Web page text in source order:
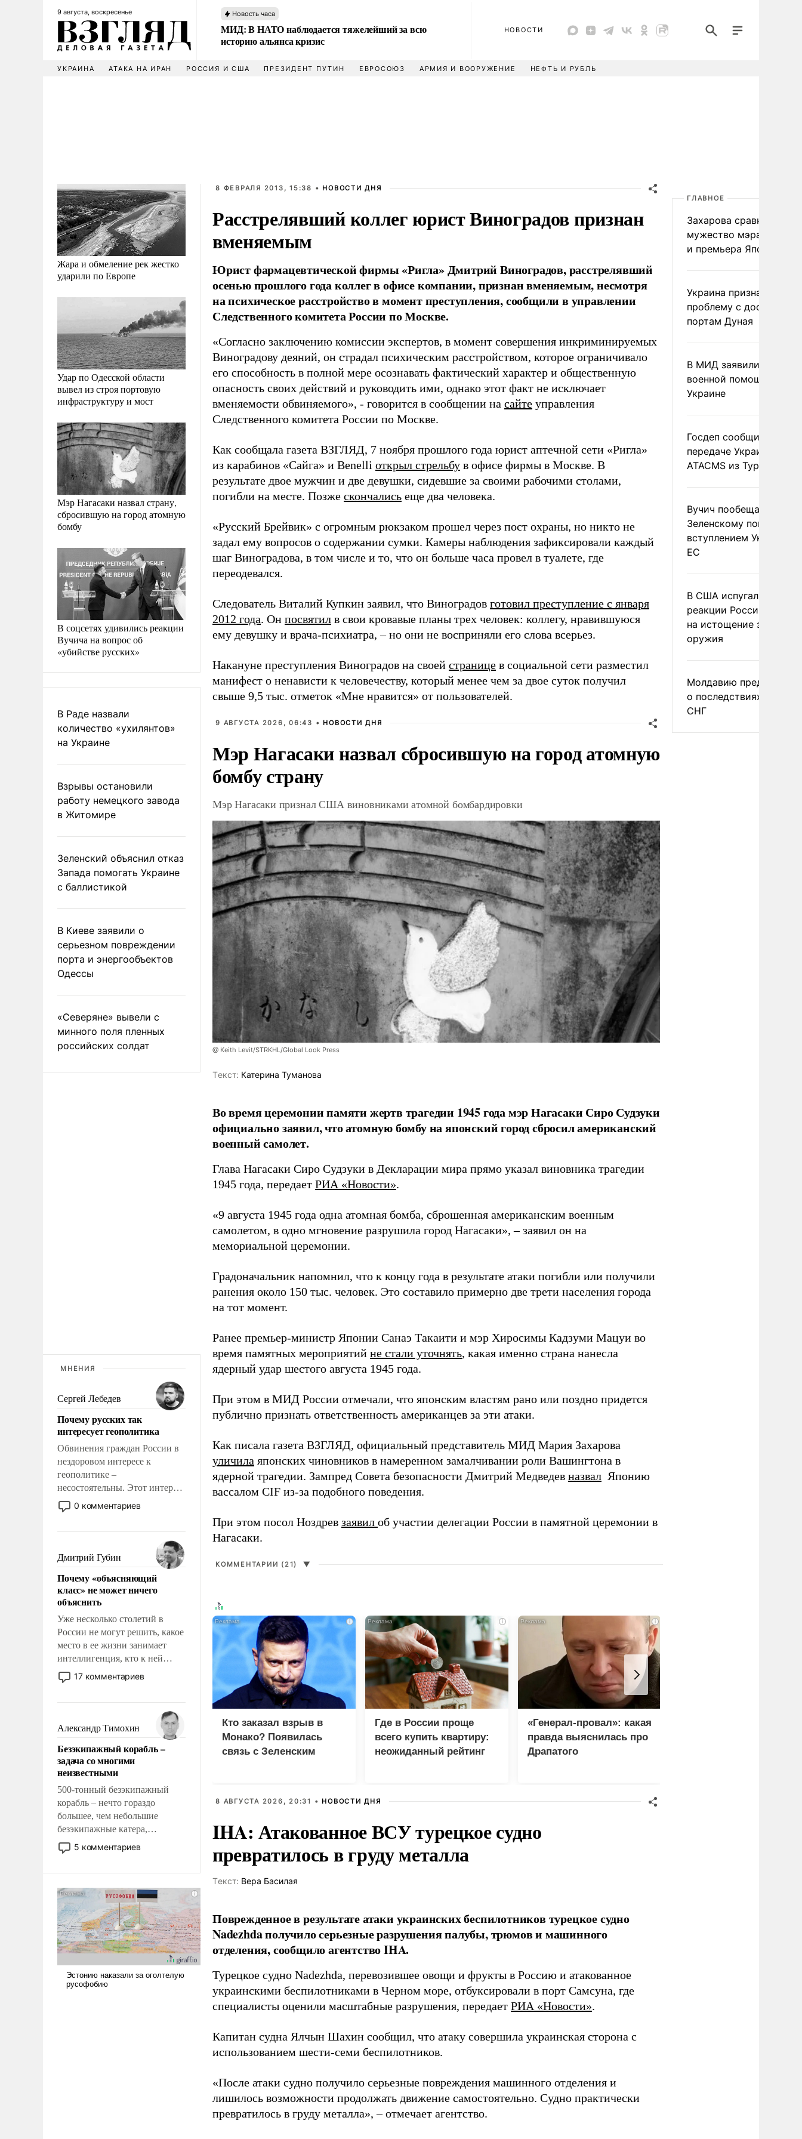
9 августа, воскресенье Новость часа
МИД: В НАТО наблюдается тяжелейший за всю
историю альянса кризис
НОВОСТИ
УКРАИНА АТАКА НА ИРАН РОССИЯ И США ПРЕЗИДЕНТ ПУТИН ЕВРОСОЮЗ АРМИЯ И ВООРУЖЕНИЕ НЕФТЬ И РУБЛЬ
Жара и обмеление рек жестко
ударили по Европе
Удар по Одесской области
вывел из строя портовую
инфраструктуру и мост
Мэр Нагасаки назвал страну,
сбросившую на город атомную
бомбу
В соцсетях удивились реакции
Вучича на вопрос об
«убийстве русских»
В Раде назвали
количество «ухилянтов»
на Украине
Взрывы остановили
работу немецкого завода
в Житомире
Зеленский объяснил отказ
Запада помогать Украине
с баллистикой
В Киеве заявили о
серьезном повреждении
порта и энергообъектов
Одессы
«Северяне» вывели с
минного поля пленных
российских солдат
МНЕНИЯ
Сергей Лебедев
Почему русских так
интересует геополитика
Обвинения граждан России в
нездоровом интересе к
геополитике –
несостоятельны. Этот интерес
рационален и прагматичен. Он
обусловлен тысячелетним
фундаментальным знанием,
что мировая политика имеет
свойство заявляться на порог
нашего дома.
0 комментариев
Дмитрий Губин
Почему «объясняющий
класс» не может ничего
объяснить
Уже несколько столетий в
России не могут решить, какое
место в ее жизни занимает
интеллигенция, кто к ней
принадлежит, а кого из нее
исключили с правом
чем она отличается от просто
образованных людей. Иногда
казалось, что эти вопросы
решены раз и навсегда, но –
нет, не решены.
17 комментариев
Александр Тимохин
Безэкипажный корабль –
задача со многими
неизвестными
500-тонный безэкипажный
корабль – нечто гораздо
большее, чем небольшие
безэкипажные катера,
применение которых уже
стало обыденностью. Задача по
и ее реализация радикально
поднимет наши боевые
возможности.
5 комментариев
8 ФЕВРАЛЯ 2013, 15:38 • НОВОСТИ ДНЯ
Расстрелявший коллег юрист Виноградов признан
вменяемым
Юрист фармацевтической фирмы «Ригла» Дмитрий Виноградов, расстрелявший
осенью прошлого года коллег в офисе компании, признан вменяемым, несмотря
на психическое расстройство в момент преступления, сообщили в управлении
Следственного комитета России по Москве.
«Согласно заключению комиссии экспертов, в момент совершения инкриминируемых
Виноградову деяний, он страдал психическим расстройством, которое ограничивало
его способность в полной мере осознавать фактический характер и общественную
опасность своих действий и руководить ими, однако этот факт не исключает
вменяемости обвиняемого», - говорится в сообщении на сайте управления
Следственного комитета России по Москве.
Как сообщала газета ВЗГЛЯД, 7 ноября прошлого года юрист аптечной сети «Ригла»
из карабинов «Сайга» и Benelli открыл стрельбу в офисе фирмы в Москве. В
результате двое мужчин и две девушки, сидевшие за своими рабочими столами,
погибли на месте. Позже скончались еще два человека.
«Русский Брейвик» с огромным рюкзаком прошел через пост охраны, но никто не
задал ему вопросов о содержании сумки. Камеры наблюдения зафиксировали каждый
шаг Виноградова, в том числе и то, что он больше часа провел в туалете, где
переодевался.
Следователь Виталий Купкин заявил, что Виноградов готовил преступление с января
2012 года. Он посвятил в свои кровавые планы трех человек: коллегу, нравившуюся
ему девушку и врача-психиатра, – но они не восприняли его слова всерьез.
Накануне преступления Виноградов на своей странице в социальной сети разместил
манифест о ненависти к человечеству, который менее чем за двое суток получил
свыше 9,5 тыс. отметок «Мне нравится» от пользователей.
9 АВГУСТА 2026, 06:43 • НОВОСТИ ДНЯ
Мэр Нагасаки назвал сбросившую на город атомную
бомбу страну
Мэр Нагасаки признал США виновниками атомной бомбардировки
@ Keith Levit/STRKHL/Global Look Press
Tекст: Катерина Туманова
Во время церемонии памяти жертв трагедии 1945 года мэр Нагасаки Сиро Судзуки
официально заявил, что атомную бомбу на японский город сбросил американский
военный самолет.
Глава Нагасаки Сиро Судзуки в Декларации мира прямо указал виновника трагедии
1945 года, передает РИА «Новости».
«9 августа 1945 года одна атомная бомба, сброшенная американским военным
самолетом, в одно мгновение разрушила город Нагасаки», – заявил он на
мемориальной церемонии.
Градоначальник напомнил, что к концу года в результате атаки погибли или получили
ранения около 150 тыс. человек. Это составило примерно две трети населения города
на тот момент.
Ранее премьер-министр Японии Санаэ Такаити и мэр Хиросимы Кадзуми Мацуи во
время памятных мероприятий не стали уточнять, какая именно страна нанесла
ядерный удар шестого августа 1945 года.
При этом в МИД России отмечали, что японским властям рано или поздно придется
публично признать ответственность американцев за эти атаки.
Как писала газета ВЗГЛЯД, официальный представитель МИД Мария Захарова
уличила японских чиновников в намеренном замалчивании роли Вашингтона в
ядерной трагедии. Зампред Совета безопасности Дмитрий Медведев назвал Японию
вассалом CIF из-за подобного поведения.
При этом посол Ноздрев заявил об участии делегации России в памятной церемонии в
Нагасаки.
КОММЕНТАРИИ (21) ▼
i
Кто заказал взрыв в
Монако? Появилась
связь с Зеленским
i
Где в России проще
всего купить квартиру:
неожиданный рейтинг
i
«Генерал-провал»: какая
правда выяснилась про
Драпатого
8 АВГУСТА 2026, 20:31 • НОВОСТИ ДНЯ
IHA: Атакованное ВСУ турецкое судно
превратилось в груду металла
Tекст: Вера Басилая
Поврежденное в результате атаки украинских беспилотников турецкое судно
Nadezhda получило серьезные разрушения палубы, трюмов и машинного
отделения, сообщило агентство IHA.
Турецкое судно Nadezhda, перевозившее овощи и фрукты в Россию и атакованное
украинскими беспилотниками в Черном море, отбуксировали в порт Самсуна, где
специалисты оценили масштабные разрушения, передает РИА «Новости».
Капитан судна Ялчын Шахин сообщил, что атаку совершила украинская сторона с
использованием шести-семи беспилотников.
«После атаки судно получило серьезные повреждения машинного отделения и
лишилось возможности продолжать движение самостоятельно. Судно практически
превратилось в груду металла», – отмечает агентство.
ГЛАВНОЕ
Захарова сравнила
мужество мэра
и премьера Японии
Украина признала
проблему с доступом к
портам Дуная
В МИД заявили о
военной помощи
Украине
Госдеп сообщил о
передаче Украине
ATACMS из Турции
Вучич пообещал
Зеленскому помочь со
вступлением Украины в
ЕС
В США испугались
реакции России и
на истощение запасов
оружия
Молдавию
о последствиях выхода
СНГ